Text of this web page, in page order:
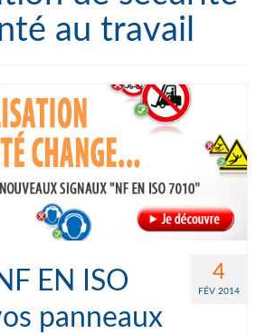
?
au travail
4
FÉV 2014
EN ISO
panneaux